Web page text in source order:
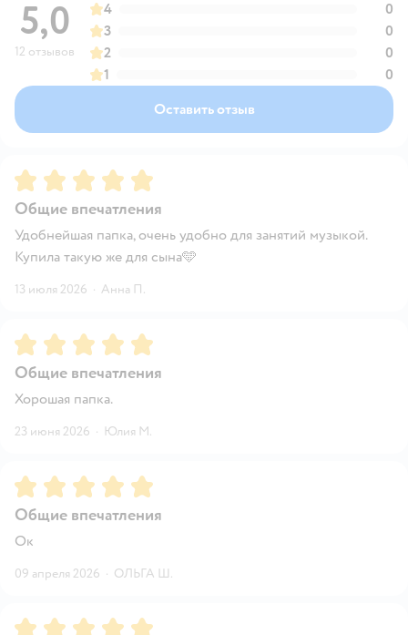
5,0
12 отзывов
4
0
3
0
2
0
1
0
Оставить отзыв
Рейтинг:5
Общие впечатления
Удобнейшая папка, очень удобно для занятий музыкой.
Купила такую же для сына🩵
13 июля 2026 · Анна П.
Рейтинг:5
Общие впечатления
Хорошая папка.
23 июня 2026 · Юлия М.
Рейтинг:5
Общие впечатления
Ок
09 апреля 2026 · ОЛЬГА Ш.
Рейтинг:5